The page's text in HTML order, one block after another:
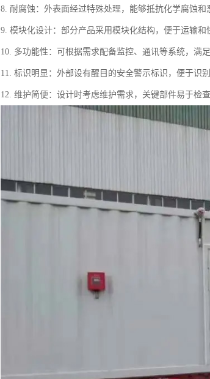
8. 耐腐蚀：外表面经过特殊处理，能够抵抗化学腐蚀和
9. 模块化设计：部分产品采用模块化结构，便于运输和
10. 多功能性：可根据需求配备监控、通讯等系统，满
11. 标识明显：外部设有醒目的安全警示标识，便于识别
12. 维护简便：设计时考虑维护需求，关键部件易于检查